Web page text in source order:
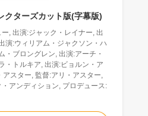
ターズカット版(字幕版)
, 出演:ジャック・レイナー, 出
演:ウィリアム・ジャクソン・ハ
・ブロングレン, 出演:アーチ・
・トルキア, 出演:ビョルン・ア
アスター, 監督:アリ・アスター,
アンディション, プロデュース: